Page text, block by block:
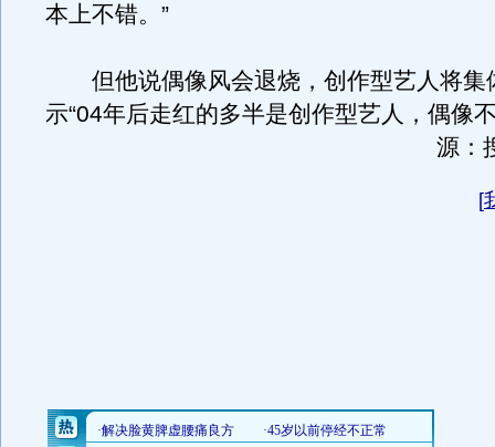
本上不错。”
但他说偶像风会退烧，创作型艺人将集
示“04年后走红的多半是创作型艺人，偶像
源：
[